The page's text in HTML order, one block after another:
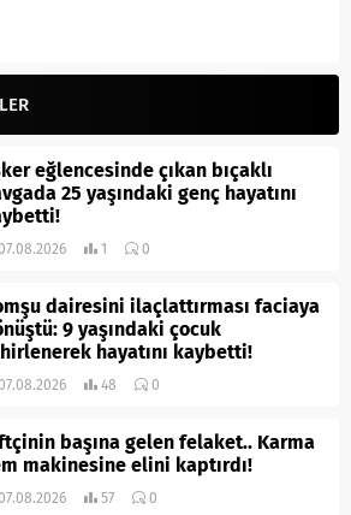
eğlencesinde çıkan bıçaklı
25 yaşındaki genç hayatını
1 0
dairesini ilaçlattırması faciaya
9 yaşındaki çocuk
hayatını kaybetti!
48 0
başına gelen felaket.. Karma
makinesine elini kaptırdı!
57 0